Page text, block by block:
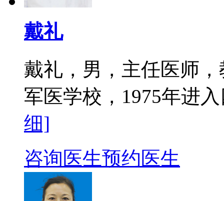
戴礼
戴礼，男，主任医师
军医学校，1975年进
细]
咨询医生预约医生